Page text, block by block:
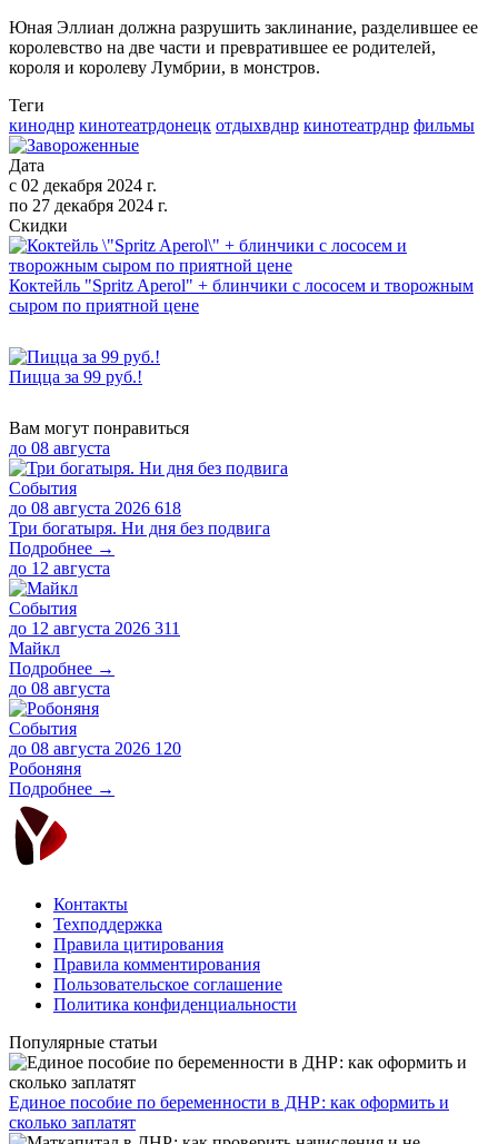
Юная Эллиан должна разрушить заклинание, разделившее ее
королевство на две части и превратившее ее родителей,
короля и королеву Лумбрии, в монстров.
Теги
киноднр кинотеатрдонецк отдыхвднр кинотеатрднр фильмы
Дата
с 02 декабря 2024 г.
по 27 декабря 2024 г.
Скидки
Коктейль "Spritz Aperol" + блинчики с лососем и творожным
сыром по приятной цене
Пицца за 99 руб.!
Вам могут понравиться
до 08 августа
События
до 08 августа 2026 618
Три богатыря. Ни дня без подвига
Подробнее →
до 12 августа
События
до 12 августа 2026 311
Майкл
Подробнее →
до 08 августа
События
до 08 августа 2026 120
Робоняня
Подробнее →
Контакты
Техподдержка
Правила цитирования
Правила комментирования
Пользовательское соглашение
Политика конфиденциальности
Популярные статьи
Единое пособие по беременности в ДНР: как оформить и
сколько заплатят